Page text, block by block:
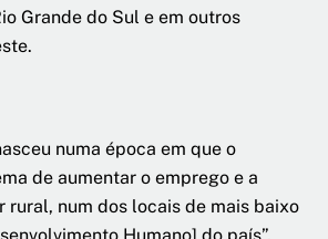
Grande do Sul e em outros
numa época em que o
de aumentar o emprego e a
rural, num dos locais de mais baixo